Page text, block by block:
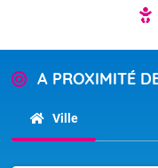
A PROXIMITÉ
Ville